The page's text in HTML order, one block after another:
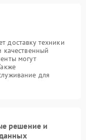
доставку техники
качественный
могут
для
решение и